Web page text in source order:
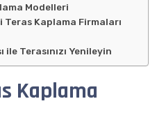
Modelleri
Teras Kaplama Firmaları
ile Terasınızı Yenileyin
Kaplama